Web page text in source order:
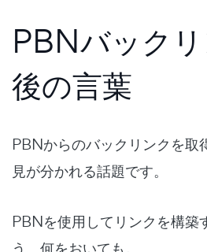
PBNバック
後の言葉
PBNからのバックリンクを取
見が分かれる話題です。
PBNを使用してリンクを構築